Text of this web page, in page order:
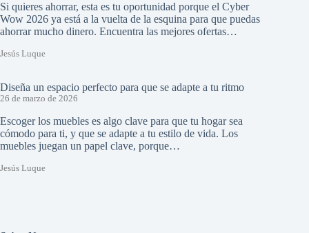
Si quieres ahorrar, esta es tu oportunidad porque el Cyber
Wow 2026 ya está a la vuelta de la esquina para que puedas
ahorrar mucho dinero. Encuentra las mejores ofertas…
Jesús Luque
Diseña un espacio perfecto para que se adapte a tu ritmo
26 de marzo de 2026
Escoger los muebles es algo clave para que tu hogar sea
cómodo para ti, y que se adapte a tu estilo de vida. Los
muebles juegan un papel clave, porque…
Jesús Luque